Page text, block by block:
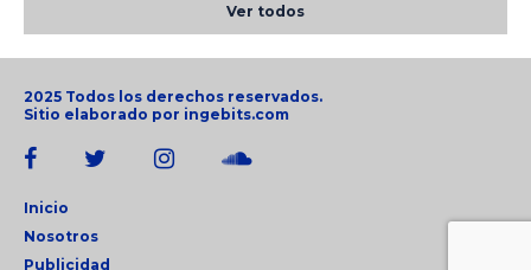
Ver todos
2025 Todos los derechos reservados.
Sitio elaborado por ingebits.com
Inicio
Nosotros
Publicidad